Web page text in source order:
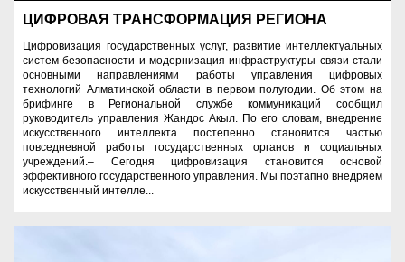
ЦИФРОВАЯ ТРАНСФОРМАЦИЯ РЕГИОНА
Цифровизация государственных услуг, развитие интеллектуальных
систем безопасности и модернизация инфраструктуры связи стали
основными направлениями работы управления цифровых
технологий Алматинской области в первом полугодии. Об этом на
брифинге в Региональной службе коммуникаций сообщил
руководитель управления Жандос Акыл. По его словам, внедрение
искусственного интеллекта постепенно становится частью
повседневной работы государственных органов и социальных
учреждений.– Сегодня цифровизация становится основой
эффективного государственного управления. Мы поэтапно внедряем
искусственный интелле...